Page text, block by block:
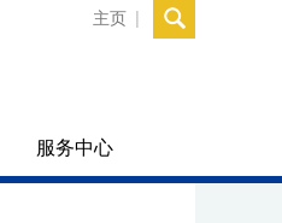
主页
服务中心